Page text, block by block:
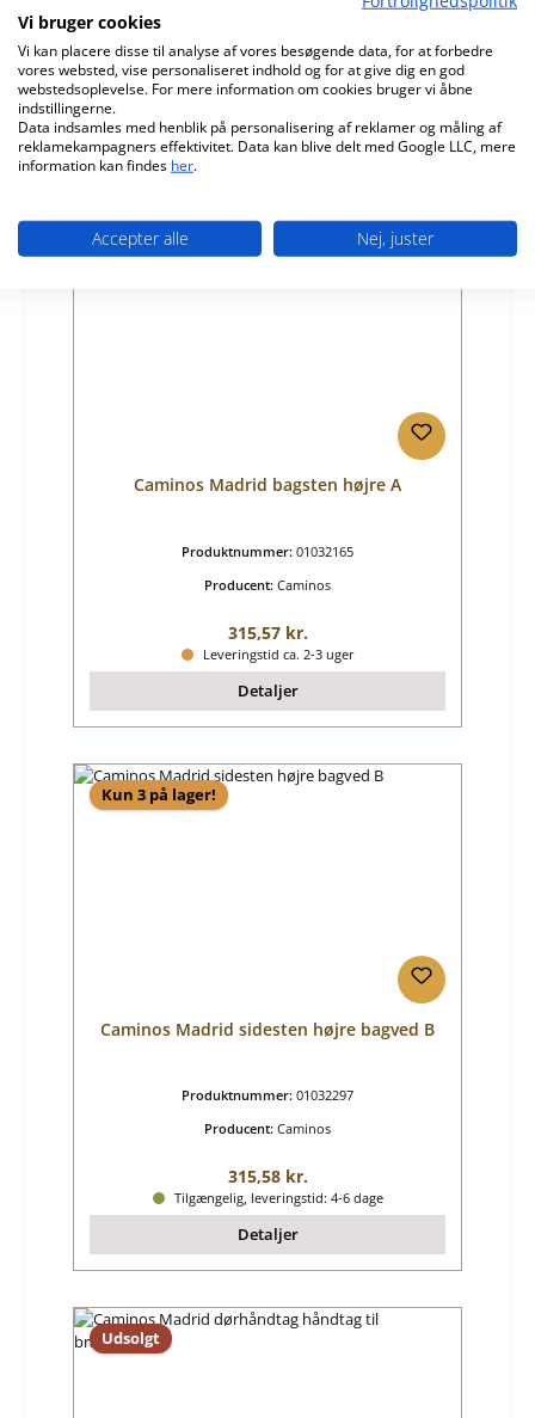
Almindelig pris:
315,58 kr.
Detaljer
Caminos Madrid bagsten højre A
Produktnummer: 01032165
Producent: Caminos
Almindelig pris:
315,57 kr.
Leveringstid ca. 2-3 uger
Detaljer
Kun 3 på lager!
Caminos Madrid sidesten højre bagved B
Produktnummer: 01032297
Producent: Caminos
Almindelig pris:
315,58 kr.
Tilgængelig, leveringstid: 4-6 dage
Detaljer
Udsolgt
Vi bruger cookies
Vi kan placere disse til analyse af vores besøgende data, for at forbedre
vores websted, vise personaliseret indhold og for at give dig en god
webstedsoplevelse. For mere information om cookies bruger vi åbne
indstillingerne.
Data indsamles med henblik på personalisering af reklamer og måling af
reklamekampagners effektivitet. Data kan blive delt med Google LLC, mere
information kan findes her.
Accepter alle Nej, juster